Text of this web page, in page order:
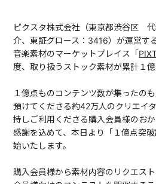
ピクスタ株式会社（東京都渋谷区
介、東証グロース：3416）が運営す
音楽素材のマーケットプレイス「
度、取り扱うストック素材が累計１
１億点ものコンテンツ数が集ったの
預けてくださる約42万人のクリエイ
持しご利用くださる購入会員様のおか
感謝を込めて、本日より「１億点突
始いたします。
購入会員様から素材内容のリクエス